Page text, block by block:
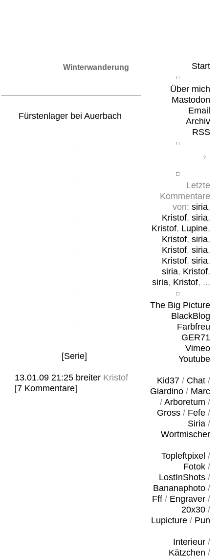
Start
Über mich
Mastodon
Email
Archiv
RSS
Letzte
Kommentare
von: siria,
Kristof, siria,
Kristof, Lupine,
Kristof, siria,
Kristof, siria,
Kristof, siria,
siria, Kristof,
siria, Kristof, ...
The Big Picture
BlackBlog
Farbfreu
GER71
Vimeo
Youtube
Kid37/ Chat/
Giardino/ Marc
/ Arboretum /
Gross/ Fefe/
Siria/
Wortmischer
Topleftpixel /
Fotok/
LostInShots/
Bananaphoto/
Fff/ Engraver/
20x30/
Lupicture/ Pun
Interieur/
Kätzchen /
Winterwanderung
Fürstenlager bei Auerbach
[Serie]
13.01.09 21:25 breiter Kristof
[7 Kommentare]